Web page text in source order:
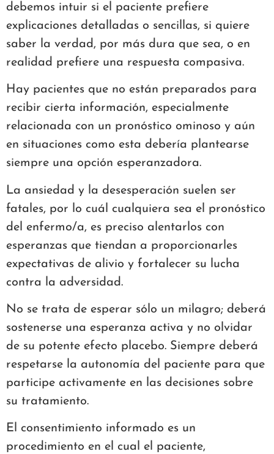
debemos intuir si el paciente prefiere
explicaciones detalladas o sencillas, si quiere
saber la verdad, por más dura que sea, o en
realidad prefiere una respuesta compasiva.
Hay pacientes que no están preparados para
recibir cierta información, especialmente
relacionada con un pronóstico ominoso y aún
en situaciones como esta debería plantearse
siempre una opción esperanzadora.
La ansiedad y la desesperación suelen ser
fatales, por lo cuál cualquiera sea el pronóstico
del enfermo/a, es preciso alentarlos con
esperanzas que tiendan a proporcionarles
expectativas de alivio y fortalecer su lucha
contra la adversidad.
No se trata de esperar sólo un milagro; deberá
sostenerse una esperanza activa y no olvidar
de su potente efecto placebo. Siempre deberá
respetarse la autonomía del paciente para que
participe activamente en las decisiones sobre
su tratamiento.
El consentimiento informado es un
procedimiento en el cual el paciente,